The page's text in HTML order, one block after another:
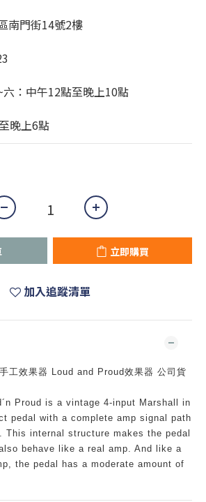
南門街14號2樓
：中午12點至晚上10點
晚上6點
立即購買
加入追蹤清單
工效果器 Loud and Proud效果器 公司貨
Proud is a vintage 4-input Marshall in
pedal with a complete amp signal path
internal structure makes the pedal
behave like a real amp. And like a
the pedal has a moderate amount of